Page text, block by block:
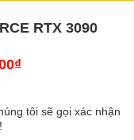
RTX 3090
₫Giá
là:
tôi sẽ gọi xác nhận